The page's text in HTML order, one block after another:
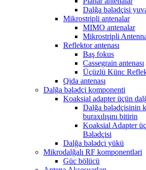
Dalğa bələdçisi
Mikrostripli antenalar
MIMO antenalar
Mikrostripli
Reflektor antenası
Baş fokus
Cassegrain antenası
Üçüzlü Künc
Qida antenası
Dalğa bələdçi komponenti
Koaksial adapter üçün
Dalğa bələdçisinin
buraxılışını bitirin
Koaksial Adapter
Bələdçisi
Dalğa bələdçi yükü
Mikrodalğalı RF komponentləri
Güc bölücü